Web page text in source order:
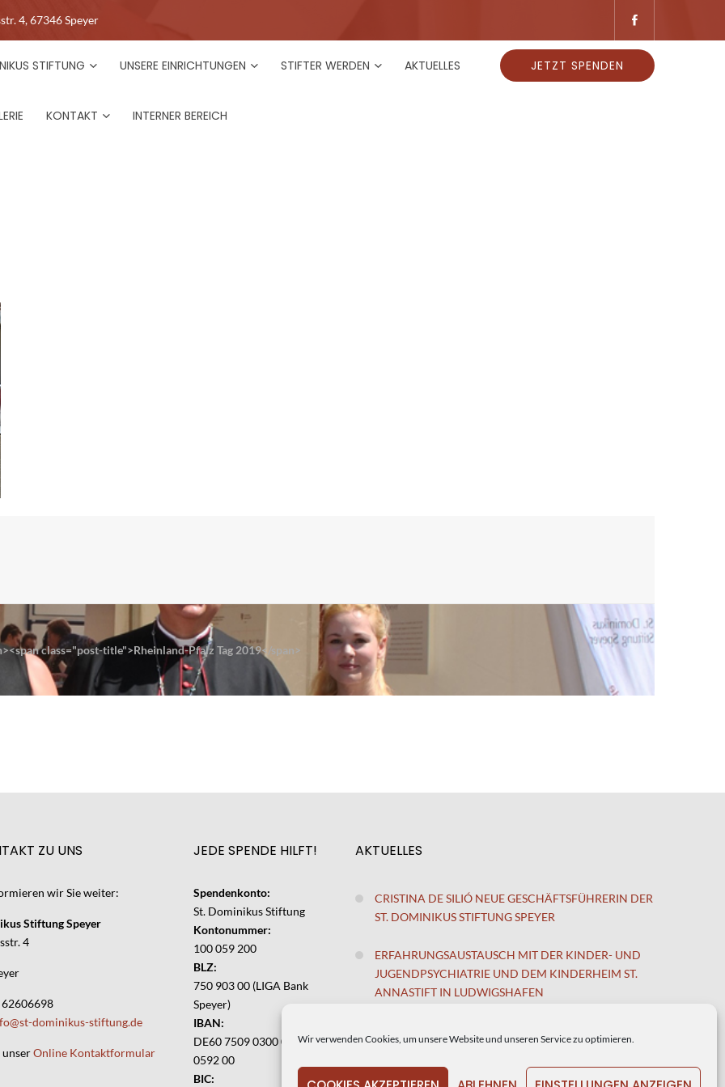
Wir verwenden Cookies, um unsere Website und unseren Service zu optimieren.
4, 67346 Speyer
STIFTUNG UNSERE EINRICHTUNGEN STIFTER WERDEN AKTUELLES
KONTAKT INTERNER BEREICH
JETZT SPENDEN
class="post-title">Rheinland-Pfalz Tag 2019</span>
ZU UNS
wir Sie weiter:
Stiftung Speyer
4
62606698
dominikus-stiftung.de
Online Kontaktformular
JEDE SPENDE HILFT!
Spendenkonto:
St. Dominikus Stiftung
Kontonummer:
100 059 200
BLZ:
750 903 00 (LIGA Bank
Speyer)
IBAN:
DE60 7509 0300 0100
0592 00
BIC:
AKTUELLES
CRISTINA DE SILIÓ NEUE GESCHÄFTSFÜHRERIN DER
ST. DOMINIKUS STIFTUNG SPEYER
ERFAHRUNGSAUSTAUSCH MIT DER KINDER- UND
JUGENDPSYCHIATRIE UND DEM KINDERHEIM ST.
ANNASTIFT IN LUDWIGSHAFEN